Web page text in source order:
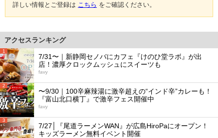
詳しい情報とご登録は こちら をご確認ください。
アクセスランキング
1
7/31〜｜新静岡セノバにカフェ『けのひ堂ラボ』が出
店！濃厚クロックムッシュにスイーツも
favy
2
〜9/30｜100辛麻辣湯に激辛超えの“インド辛”カレーも！
『富山北口横丁』で激辛フェス開催中
favy
3
7/27│『尾道ラーメンWAN』が広島HiroPaにオープン！
キッズラーメン無料イベント開催